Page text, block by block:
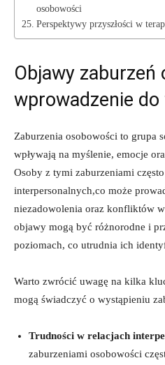
osobowości
Perspektywy przyszłości w‍
Objawy zaburzeń
wprowadzenie
Zaburzenia osobowości to grupa
wpływają na ⁢myślenie, emocje
Osoby z tymi zaburzeniami
interpersonalnych,co może
niezadowolenia oraz konfliktów
⁢objawy mogą być różnorodne i
poziomach, co utrudnia ich
Warto ‌zwrócić uwagę na kilka
mogą świadczyć o wystąpieniu
Trudności w relacjach
zaburzeniami osobowości